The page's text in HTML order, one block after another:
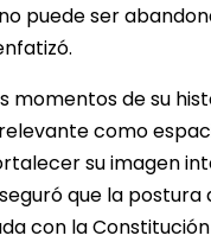
puede ser
momentos de su
como
su imagen
que la
con la